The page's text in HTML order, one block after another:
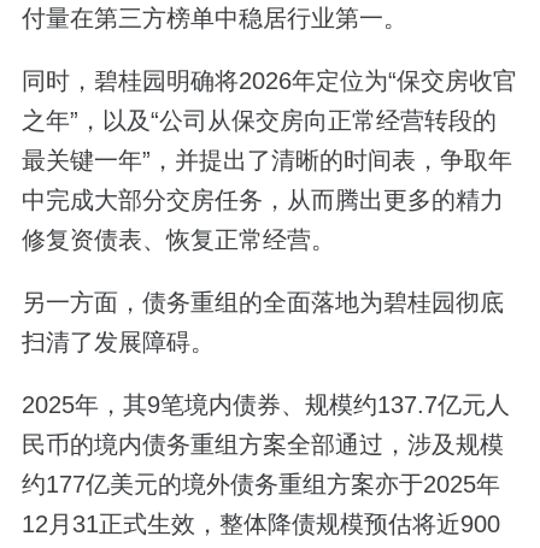
付量在第三方榜单中稳居行业第一。
同时，碧桂园明确将2026年定位为“保交房收官
之年”，以及“公司从保交房向正常经营转段的
最关键一年”，并提出了清晰的时间表，争取年
中完成大部分交房任务，从而腾出更多的精力
修复资债表、恢复正常经营。
另一方面，债务重组的全面落地为碧桂园彻底
扫清了发展障碍。
2025年，其9笔境内债券、规模约137.7亿元人
民币的境内债务重组方案全部通过，涉及规模
约177亿美元的境外债务重组方案亦于2025年
12月31正式生效，整体降债规模预估将近900